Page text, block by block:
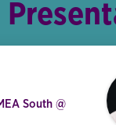
South @